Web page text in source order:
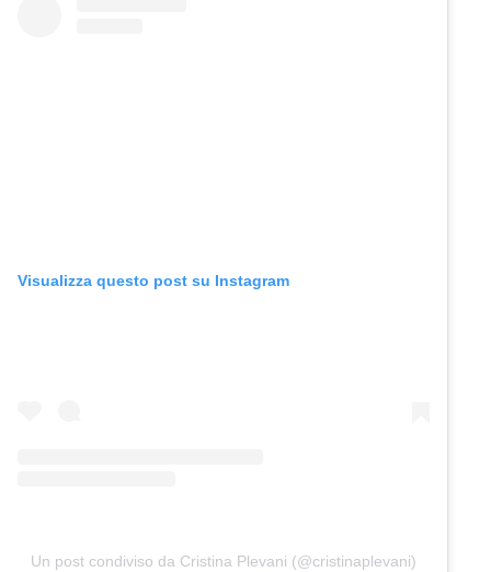
Visualizza questo post su Instagram
Un post condiviso da Cristina Plevani (@cristinaplevani)